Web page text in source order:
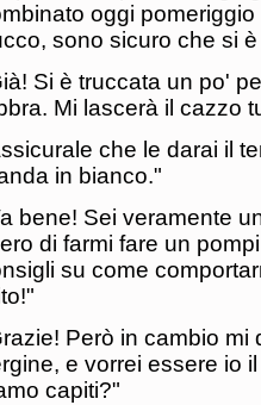
oggi
sono sicuro che si
Si è truccata un po'
Mi lascerà il cazzo
che le darai il
in bianco."
bene! Sei veramente
di farmi fare un
su come
Però in cambio mi
e vorrei essere io
capiti?"